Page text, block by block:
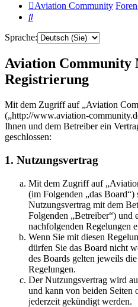
Aviation Community
Suche
Sprache:
Aviation Community
Registrierung
Mit dem Zugriff auf „Aviation
(„http://www.aviation-
Ihnen und dem Betreiber ein
geschlossen:
1. Nutzungsvertrag
Mit dem Zugriff auf
(im Folgenden „das Board“)
Nutzungsvertrag mit dem
Folgenden „Betreiber“) und
nachfolgenden Regelungen
Wenn Sie mit diesen
dürfen Sie das Board nicht
des Boards gelten jeweils
Regelungen.
Der Nutzungsvertrag wird
und kann von beiden Seiten
jederzeit gekündigt werden.